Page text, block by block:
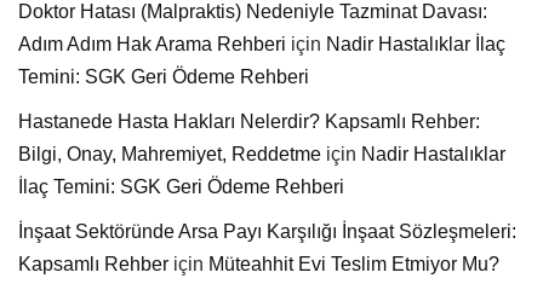
Doktor Hatası (Malpraktis) Nedeniyle Tazminat Davası:
Adım Adım Hak Arama Rehberi için Nadir Hastalıklar İlaç
Temini: SGK Geri Ödeme Rehberi
Hastanede Hasta Hakları Nelerdir? Kapsamlı Rehber:
Bilgi, Onay, Mahremiyet, Reddetme için Nadir Hastalıklar
İlaç Temini: SGK Geri Ödeme Rehberi
İnşaat Sektöründe Arsa Payı Karşılığı İnşaat Sözleşmeleri:
Kapsamlı Rehber için Müteahhit Evi Teslim Etmiyor Mu?